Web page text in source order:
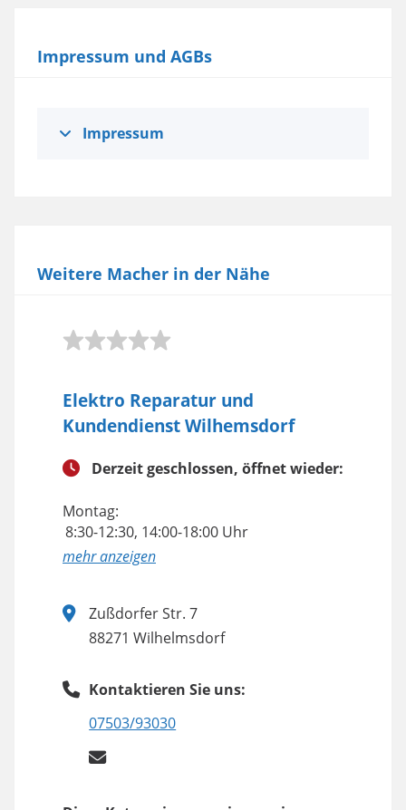
Impressum und AGBs
Impressum
Weitere Macher in der Nähe
Elektro Reparatur und
Kundendienst Wilhemsdorf
Derzeit geschlossen, öffnet wieder:
Montag:
8:30-12:30, 14:00-18:00 Uhr
anzeigen
Zußdorfer Str. 7
88271 Wilhelmsdorf
Kontaktieren Sie uns:
07503/93030